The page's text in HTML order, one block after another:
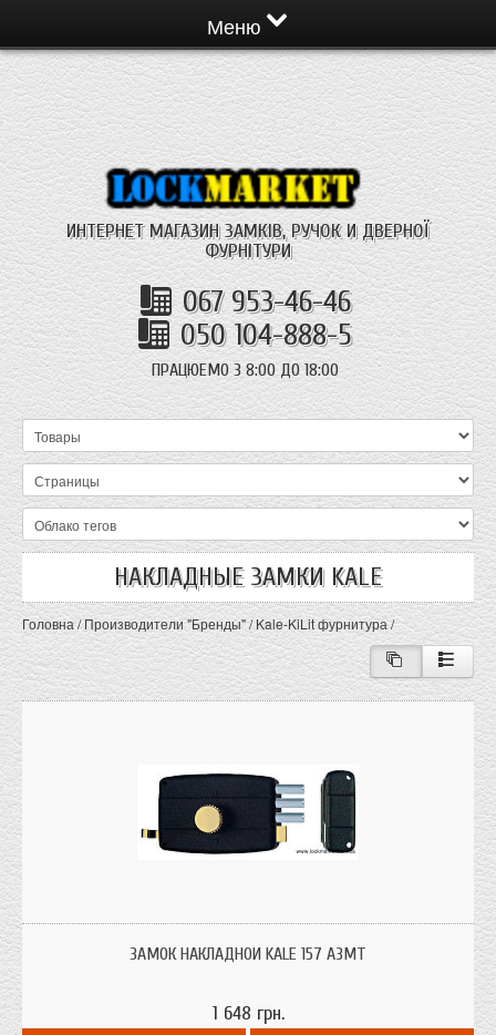
Меню
ИНТЕРНЕТ МАГАЗИН ЗАМКІВ, РУЧОК И ДВЕРНОЇ
ФУРНІТУРИ
067 953-46-46
050 104-888-5
ПРАЦЮЕМО З 8:00 ДО 18:00
НАКЛАДНЫЕ ЗАМКИ KALE
Головна/Производители "Бренды"/Kale-KiLit фурнитура/
деревянные двери.ЗАМОК НАКЛАДНОЙ KALE 157 A3MT
1 648 грн.